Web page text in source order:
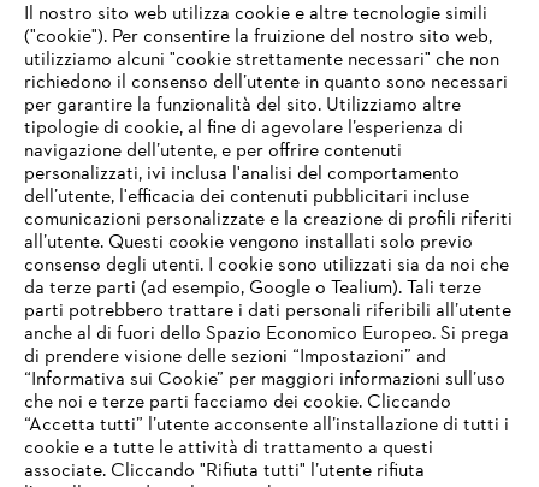
L’azienda
STIHL FAQ
Service
IHR BROWSER WIRD NICHT
UNTERSTÜTZT
Il nostro sito web utilizza cookie e altre tecnologie simili
("cookie"). Per consentire la fruizione del nostro sito web,
utilizziamo alcuni "cookie strettamente necessari" che non
richiedono il consenso dell’utente in quanto sono necessari
per garantire la funzionalità del sito. Utilizziamo altre
tipologie di cookie, al fine di agevolare l’esperienza di
navigazione dell’utente, e per offrire contenuti
personalizzati, ivi inclusa l'analisi del comportamento
dell’utente, l'efficacia dei contenuti pubblicitari incluse
comunicazioni personalizzate e la creazione di profili riferiti
all’utente. Questi cookie vengono installati solo previo
consenso degli utenti. I cookie sono utilizzati sia da noi che
da terze parti (ad esempio, Google o Tealium). Tali terze
parti potrebbero trattare i dati personali riferibili all’utente
anche al di fuori dello Spazio Economico Europeo. Si prega
di prendere visione delle sezioni “Impostazioni” and
“Informativa sui Cookie” per maggiori informazioni sull’uso
che noi e terze parti facciamo dei cookie. Cliccando
“Accetta tutti” l’utente acconsente all’installazione di tutti i
cookie e a tutte le attività di trattamento a questi
associate. Cliccando "Rifiuta tutti" l’utente rifiuta